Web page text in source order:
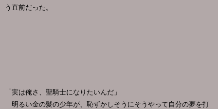
う直前だった。
「実は俺さ、聖騎士になりたいんだ」
明るい金の髪の少年が、恥ずかしそうにそうやって自分の夢を打